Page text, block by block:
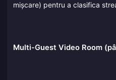
mișcare) pentru a clasifica
Multi-Guest Video Room